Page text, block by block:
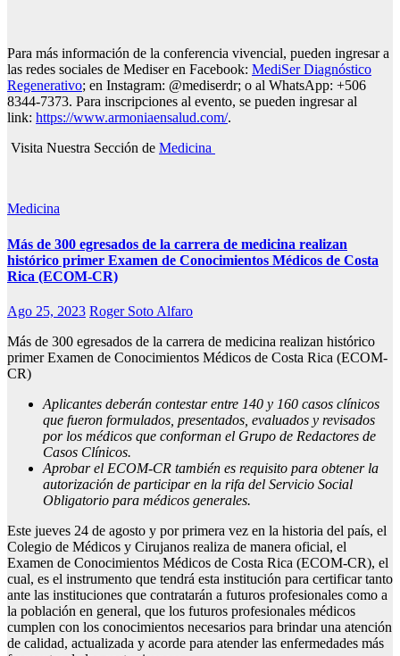
Para más información de la conferencia vivencial, pueden ingresar a
las redes sociales de Mediser en Facebook: MediSer Diagnóstico
Regenerativo; en Instagram: @mediserdr; o al WhatsApp: +506
8344-7373. Para inscripciones al evento, se pueden ingresar al
link: https://www.armoniaensalud.com/.
Visita Nuestra Sección de Medicina
Medicina
Más de 300 egresados de la carrera de medicina realizan
histórico primer Examen de Conocimientos Médicos de Costa
Rica (ECOM-CR)
Ago 25, 2023 Roger Soto Alfaro
Más de 300 egresados de la carrera de medicina realizan histórico
primer Examen de Conocimientos Médicos de Costa Rica (ECOM-
CR)
Aplicantes deberán contestar entre 140 y 160 casos clínicos
que fueron formulados, presentados, evaluados y revisados
por los médicos que conforman el Grupo de Redactores de
Casos Clínicos.
Aprobar el ECOM-CR también es requisito para obtener la
autorización de participar en la rifa del Servicio Social
Obligatorio para médicos generales.
Este jueves 24 de agosto y por primera vez en la historia del país, el
Colegio de Médicos y Cirujanos realiza de manera oficial, el
Examen de Conocimientos Médicos de Costa Rica (ECOM-CR), el
cual, es el instrumento que tendrá esta institución para certificar tanto
ante las instituciones que contratarán a futuros profesionales como a
la población en general, que los futuros profesionales médicos
cumplen con los conocimientos necesarios para brindar una atención
de calidad, actualizada y acorde para atender las enfermedades más